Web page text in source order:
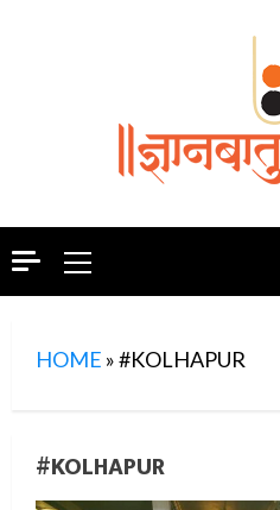
Primary
Menu
HOME »#KOLHAPUR
#KOLHAPUR